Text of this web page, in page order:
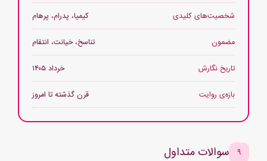
شخصیت‌های کلیدی کیمیا، پدرام، پرهام
مضمون تناسخ، خیانت، انتقام
تاریخ نگارش خرداد ۱۴۰۵
بازه‌ی روایت قرن گذشته تا امروز
۹ سوالات متداول